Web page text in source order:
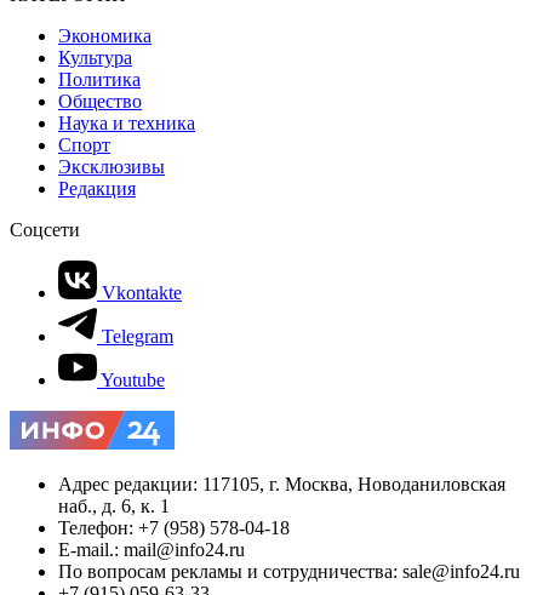
Экономика
Культура
Политика
Общество
Наука и техника
Спорт
Эксклюзивы
Редакция
Соцсети
Vkontakte
Telegram
Youtube
Адрес редакции: 117105, г. Москва, Новоданиловская
наб., д. 6, к. 1
Телефон: +7 (958) 578-04-18
E-mail.: mail@info24.ru
По вопросам рекламы и сотрудничества: sale@info24.ru